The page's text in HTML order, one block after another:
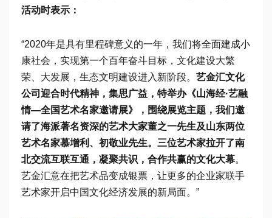
活动时表示：
“2020年是具有里程碑意义的一年，我们将全面建成小
康社会，实现第一个百年奋斗目标，文化建设大繁
荣、大发展，生态文明建设进入新阶段。 艺金汇文化
公司迎合时代精神，集思广益，特举办《山海经·艺融
情—全国艺术名家邀请展》，围绕展览主题，我们邀
请了海派著名资深的艺术大家董之一先生及山东两位
艺术名家慕增利、初敬业先生。三位艺术家拉开了南
北交流互联互通，凝聚共识，合作共赢的文化大幕。
艺金汇意在把艺术品变成银票，让更多的企业家联手
艺术家开启中国文化经济发展的新局面。”